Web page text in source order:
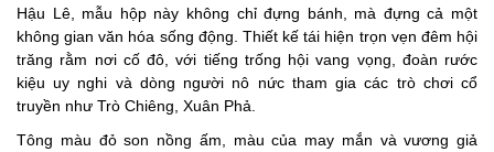
Hậu Lê, mẫu hộp này không chỉ đựng bánh, mà đựng cả một
không gian văn hóa sống động. Thiết kế tái hiện trọn vẹn đêm hội
trăng rằm nơi cố đô, với tiếng trống hội vang vọng, đoàn rước
kiệu uy nghi và dòng người nô nức tham gia các trò chơi cổ
truyền như Trò Chiêng, Xuân Phả.
Tông màu đỏ son nồng ấm, màu của may mắn và vương giả